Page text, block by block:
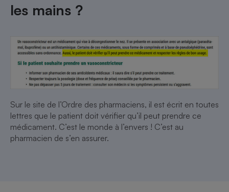
les mains ?
Sur le site de l’Ordre des pharmaciens, il est écrit en toutes
lettres que le patient doit vérifier qu’il peut prendre ce
médicament. C’est le monde à l’envers ! C’est au
pharmacien de s’en assurer.